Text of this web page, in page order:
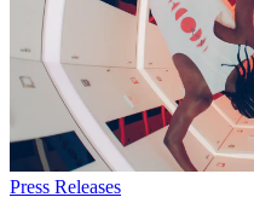
Press Releases